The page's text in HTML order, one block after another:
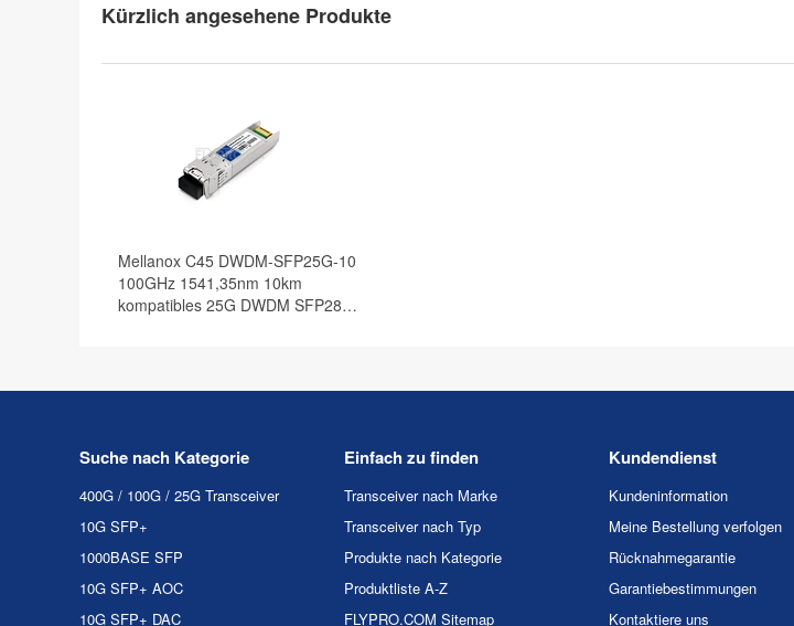
Kürzlich angesehene Produkte
Mellanox C45 DWDM-SFP25G-10
100GHz 1541,35nm 10km
kompatibles 25G DWDM SFP28
Suche nach Kategorie
400G / 100G / 25G Transceiver
10G SFP+
1000BASE SFP
10G SFP+ AOC
10G SFP+ DAC
Einfach zu finden
Transceiver nach Marke
Transceiver nach Typ
Produkte nach Kategorie
Produktliste A-Z
FLYPRO.COM Sitemap
Kundendienst
Kundeninformation
Meine Bestellung verfolgen
Rücknahmegarantie
Garantiebestimmungen
Kontaktiere uns